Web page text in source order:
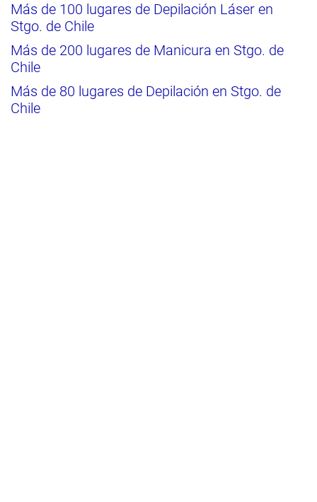
Más de 100 lugares de Depilación Láser en
Stgo. de Chile
Más de 200 lugares de Manicura en Stgo. de
Chile
Más de 80 lugares de Depilación en Stgo. de
Chile